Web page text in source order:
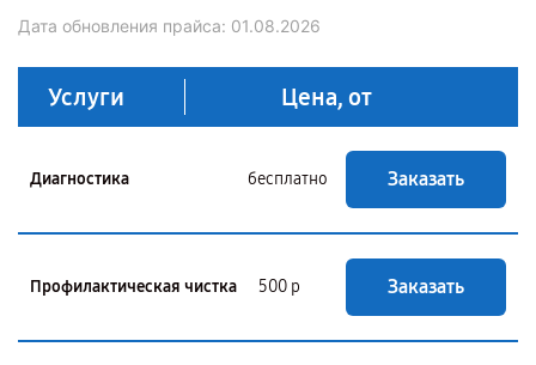
Дата обновления прайса: 01.08.2026
Услуги Цена, от
Диагностика бесплатно Заказать
Профилактическая чистка 500 р Заказать